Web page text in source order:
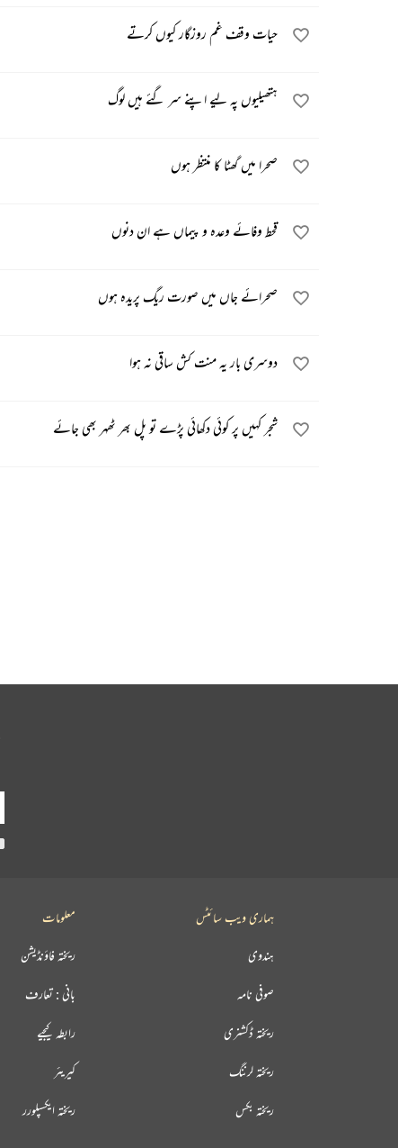
حیات وقف غم روزگار کیوں کرتے
ہتھیلیوں پہ لیے اپنے سر گئے ہیں لوگ
صحرا میں گھٹا کا منتظر ہوں
قحط وفائے وعدہ و پیماں ہے ان دنوں
صحرائے جاں میں صورت ریگ پریدہ ہوں
دوسری بار یہ منت کش ساقی نہ ہوا
شجر کہیں پر کوئی دکھائی پڑے تو پل بھر ٹھہر بھی جائے
معلومات
ریختہ فاؤنڈیشن
بانی : تعارف
رابطہ کیجیے
کیریئر
ریختہ ایکسپلورر
ہماری ویب سائٹس
ہندوی
صوفی نامہ
ریختہ ڈکشنری
ریختہ لرننگ
ریختہ بکس